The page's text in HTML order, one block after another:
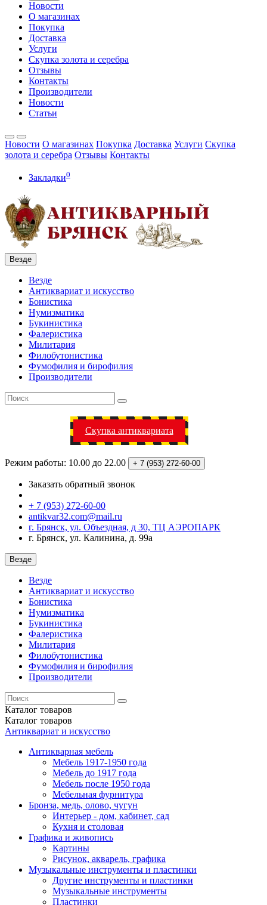
Новости
О магазинах
Покупка
Доставка
Услуги
Скупка золота и серебра
Отзывы
Контакты
Производители
Новости
Статьи
Новости О магазинах Покупка Доставка Услуги Скупка
золота и серебра Отзывы Контакты
Закладки0
Везде
Везде
Антиквариат и искусство
Бонистика
Нумизматика
Букинистика
Фалеристика
Милитария
Филобутонистика
Фумофилия и бирофилия
Производители
Скупка антиквариата
Режим работы: 10.00 до 22.00 + 7 (953) 272-60-00
Заказать обратный звонок
+ 7 (953) 272-60-00
antikvar32.com@mail.ru
г. Брянск, ул. Объездная, д 30, ТЦ АЭРОПАРК
г. Брянск, ул. Калинина, д. 99а
Везде
Везде
Антиквариат и искусство
Бонистика
Нумизматика
Букинистика
Фалеристика
Милитария
Филобутонистика
Фумофилия и бирофилия
Производители
Каталог товаров
Каталог товаров
Антиквариат и искусство
Антикварная мебель
Мебель 1917-1950 года
Мебель до 1917 года
Мебель после 1950 года
Мебельная фурнитура
Бронза, медь, олово, чугун
Интерьер - дом, кабинет, сад
Кухня и столовая
Графика и живопись
Картины
Рисунок, акварель, графика
Музыкальные инструменты и пластинки
Другие инструменты и пластинки
Музыкальные инструменты
Пластинки